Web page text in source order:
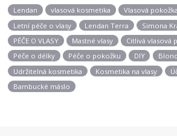
Lendan
vlasová kosmetika Vlasová pokožka
Letní péče o vlasy
Lendan Terra
Simona
PÉČE O VLASY
Mastné vlasy
Citlivá vlasová
Péče o délky
Péče o pokožku DIY
Blond
Udržitelná kosmetika
Kosmetika na vlasy
Bambucké máslo